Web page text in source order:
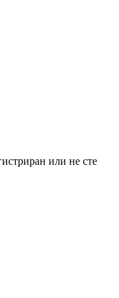
или не сте